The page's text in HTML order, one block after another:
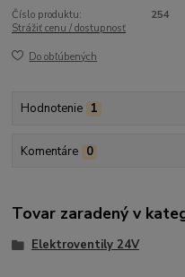
Číslo produktu:
254
Strážiť cenu / dostupnosť
Do obľúbených
Hodnotenie 1
Komentáre 0
Tovar zaradený v
Elektroventily 24V